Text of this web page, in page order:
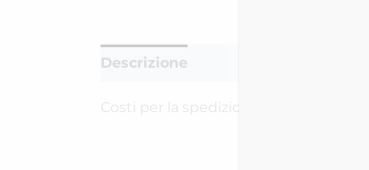
Descrizione
Costi per la spedizione RICH-2515E2P1K